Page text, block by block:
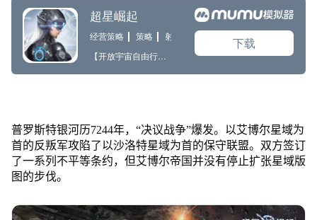
普罗斯特银河历7244年，“决议战争”爆发。以艾博尔星域为
首的反叛军攻陷了以沙洛特星域为首的保守联盟。双方签订
了一系列不平等条约，但艾博尔帝国并没有停止扩张星域版
图的步伐。